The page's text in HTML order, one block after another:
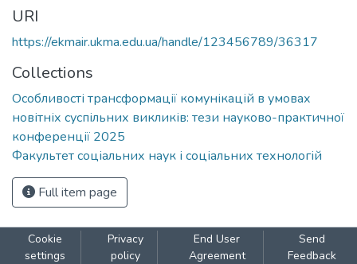
URI
https://ekmair.ukma.edu.ua/handle/123456789/36317
Collections
Особливості трансформації комунікацій в умовах
новітніх суспільних викликів: тези науково-практичної
конференції 2025
Факультет соціальних наук і соціальних технологій
Full item page
Cookie
settings
Privacy
policy
End User
Agreement
Send
Feedback